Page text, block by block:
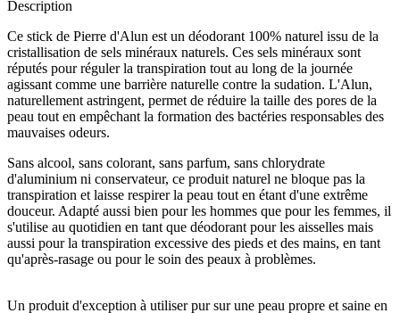
Description
Ce stick de Pierre d'Alun est un déodorant 100% naturel issu de la
cristallisation de sels minéraux naturels. Ces sels minéraux sont
réputés pour réguler la transpiration tout au long de la journée
agissant comme une barrière naturelle contre la sudation. L'Alun,
naturellement astringent, permet de réduire la taille des pores de la
peau tout en empêchant la formation des bactéries responsables des
mauvaises odeurs.
Sans alcool, sans colorant, sans parfum, sans chlorydrate
d'aluminium ni conservateur, ce produit naturel ne bloque pas la
transpiration et laisse respirer la peau tout en étant d'une extrême
douceur. Adapté aussi bien pour les hommes que pour les femmes, il
s'utilise au quotidien en tant que déodorant pour les aisselles mais
aussi pour la transpiration excessive des pieds et des mains, en tant
qu'après-rasage ou pour le soin des peaux à problèmes.
Un produit d'exception à utiliser pur sur une peau propre et saine en